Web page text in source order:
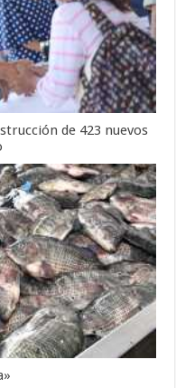
de 423 nuevos